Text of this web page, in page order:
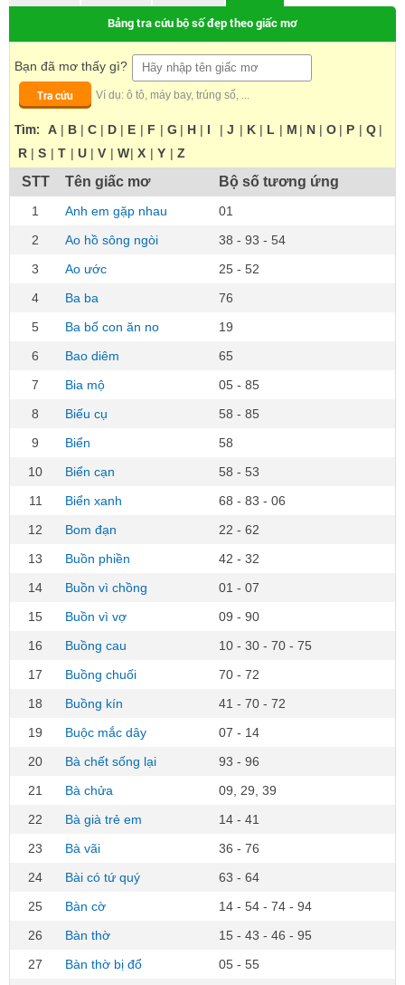
Bảng tra cứu bộ số đẹp theo giấc mơ
Bạn đã mơ thấy gì?
Tra cứu
Ví dụ: ô tô, máy bay, trúng số, ...
Tìm: A | B | C | D | E | F | G | H | I | J | K | L | M | N | O | P | Q |
R | S | T | U | V | W| X | Y | Z
STT Tên giấc mơ Bộ số tương ứng
1 Anh em gặp nhau
01
2
Ao hồ sông ngòi
38 - 93 - 54
3
Ao ước
25 - 52
4
Ba ba
76
5
Ba bố con ăn no
19
6
Bao diêm
65
7
Bia mộ
05 - 85
8
Biếu cụ
58 - 85
9
Biển
58
10
Biển cạn
58 - 53
11
Biển xanh
68 - 83 - 06
12
Bom đạn
22 - 62
13
Buồn phiền
42 - 32
14
Buồn vì chồng
01 - 07
15
Buồn vì vợ
09 - 90
16
Buồng cau
10 - 30 - 70 - 75
17
Buồng chuối
70 - 72
18
Buồng kín
41 - 70 - 72
19
Buộc mắc dây
07 - 14
20
Bà chết sống lại
93 - 96
21
Bà chửa
09, 29, 39
22
Bà già trẻ em
14 - 41
23
Bà vãi
36 - 76
24
Bài có tứ quý
63 - 64
25
Bàn cờ
14 - 54 - 74 - 94
26
Bàn thờ
15 - 43 - 46 - 95
27
Bàn thờ bị đổ
05 - 55